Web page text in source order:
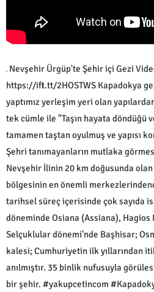
Nevşehir Ürgüp'te Şehir içi Gezi
https://ift.tt/2HOSTWS Kapadokya
yaptımız yerleşim yeri olan
tek cümle ile "Taşın hayata döndüğü
tamamen taştan oyulmuş ve yapısı
Şehri tanımayanların mutlaka
Nevşehir İlinin 20 km doğusunda
bölgesinin en önemli
tarihsel süreç içerisinde çok sayıda
döneminde Osiana (Assiana),
Selçuklular dönemi'nde Başhisar;
kalesi; Cumhuriyetin ilk yıllarından
anılmıştır. 35 binlik nufusuyla
bir şehir. #yakupcetincom